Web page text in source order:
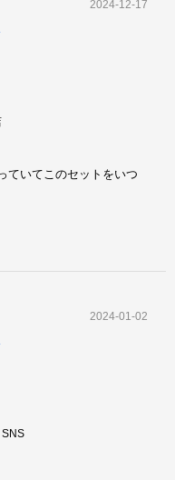
2024-12-17
ていてこのセットをいつ
2024-01-02